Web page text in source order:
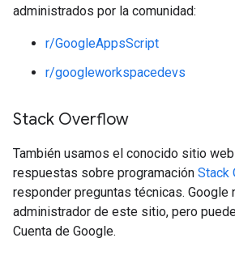
administrados por la comunidad:
r/GoogleAppsScript
r/googleworkspacedevs
Stack Overflow
También usamos el conocido sitio
respuestas sobre programación Stack
responder preguntas técnicas. Google
administrador de este sitio, pero
Cuenta de Google.